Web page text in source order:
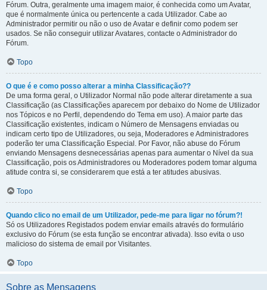
Fórum. Outra, geralmente uma imagem maior, é conhecida como um Avatar,
que é normalmente única ou pertencente a cada Utilizador. Cabe ao
Administrador permitir ou não o uso de Avatar e definir como podem ser
usados. Se não conseguir utilizar Avatares, contacte o Administrador do
Fórum.
Topo
O que é e como posso alterar a minha Classificação??
De uma forma geral, o Utilizador Normal não pode alterar diretamente a sua
Classificação (as Classificações aparecem por debaixo do Nome de Utilizador
nos Tópicos e no Perfil, dependendo do Tema em uso). A maior parte das
Classificação existentes, indicam o Número de Mensagens enviadas ou
indicam certo tipo de Utilizadores, ou seja, Moderadores e Administradores
poderão ter uma Classificação Especial. Por Favor, não abuse do Fórum
enviando Mensagens desnecessárias apenas para aumentar o Nível da sua
Classificação, pois os Administradores ou Moderadores podem tomar alguma
atitude contra si, se considerarem que está a ter atitudes abusivas.
Topo
Quando clico no email de um Utilizador, pede-me para ligar no fórum?!
Só os Utilizadores Registados podem enviar emails através do formulário
exclusivo do Fórum (se esta função se encontrar ativada). Isso evita o uso
malicioso do sistema de email por Visitantes.
Topo
Sobre as Mensagens